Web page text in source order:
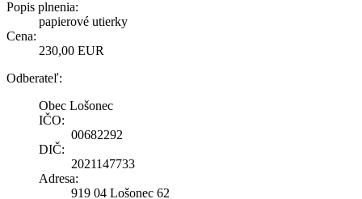
Popis plnenia:
papierové utierky
Cena:
230,00 EUR
Odberateľ:
Obec Lošonec
IČO:
00682292
DIČ:
2021147733
Adresa:
919 04 Lošonec 62